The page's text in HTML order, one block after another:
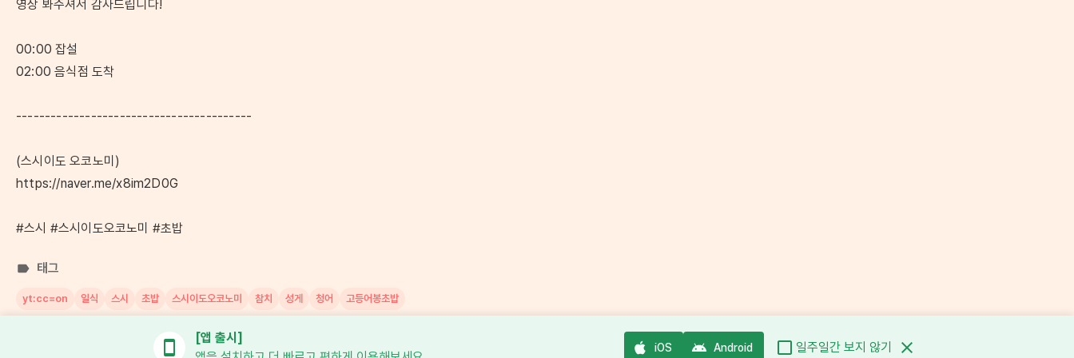
영상 봐주셔서 감사드립니다!
00:00 잡설
02:00 음식점 도착
-----------------------------------------
(스시이도 오코노미)
https://naver.me/x8im2D0G
#스시 #스시이도오코노미 #초밥
태그
yt:cc=on 일식 스시 초밥 스시이도오코노미 참치 성게 청어 고등어봉초밥
[앱 출시]
iOS Android 일주일간 보지 않기